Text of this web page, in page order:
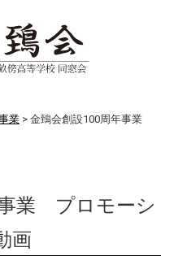
業
金鵄会創設100周年事業
業 プロモーシ
画